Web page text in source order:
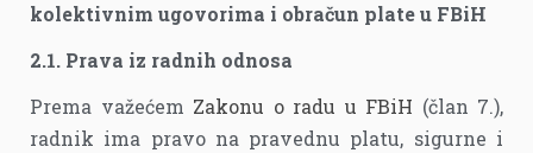
kolektivnim ugovorima i obračun plate u FBiH
2.1. Prava iz radnih odnosa
Prema važećem Zakonu o radu u FBiH (član 7.),
radnik ima pravo na pravednu platu, sigurne i